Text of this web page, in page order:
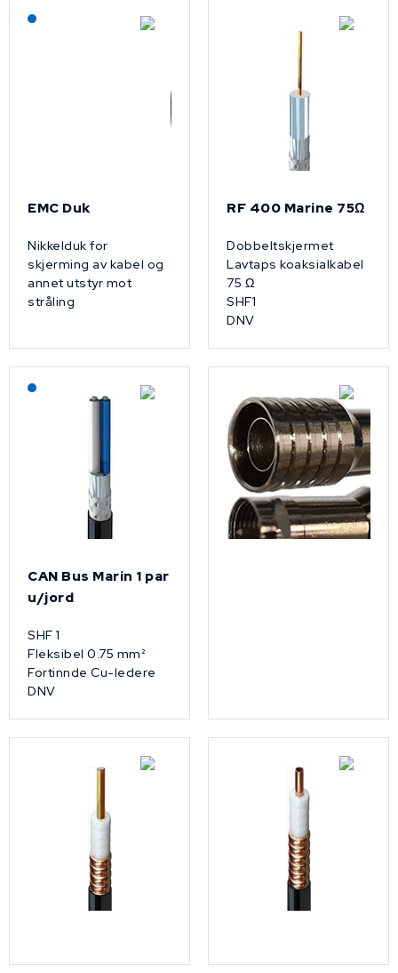
Lagerført: NEK Kabel
EMC Duk
Nikkelduk for
skjerming av kabel og
annet utstyr mot
stråling
RF 400 Marine 75Ω
Dobbeltskjermet
Lavtaps koaksialkabel
75 Ω
SHF1
DNV
Lagerført: NEK Kabel
CAN Bus Marin 1 par
u/jord
SHF 1
Fleksibel 0.75 mm²
Fortinnde Cu-ledere
DNV